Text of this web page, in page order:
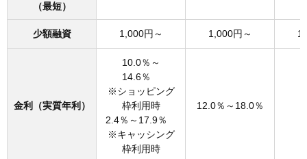
（最短）
少額融資 1,000円～ 1,000円～
金利 （実質年利）
10.0％～
14.6％
※ショッピング
枠利用時
2.4％～17.9％
※キャッシング
枠利用時
12.0％～18.0％